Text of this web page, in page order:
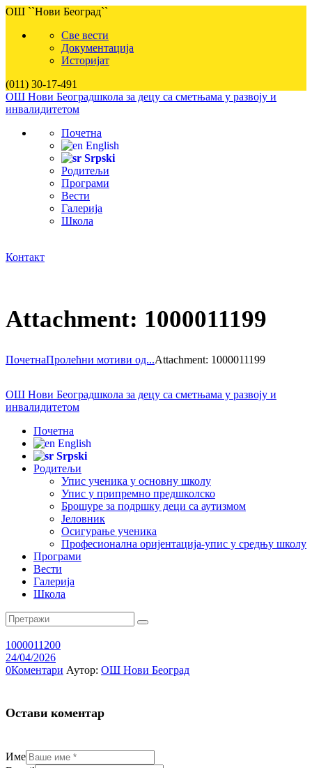
ОШ ``Нови Београд``
Све вести
Документација
Историјат
(011) 30-17-491
ОШ Нови Београдшкола за децу са сметњама у развоју и
инвалидитетом
Почетна
English
Srpski
Родитељи
Програми
Вести
Галерија
Школа
Контакт
Attachment: 1000011199
ПочетнаПролећни мотиви од...Attachment: 1000011199
ОШ Нови Београдшкола за децу са сметњама у развоју и
инвалидитетом
Почетна
English
Srpski
Родитељи
Упис ученика у основну школу
Упис у припремно предшколско
Брошуре за подршку деци са аутизмом
Јеловник
Осигурање ученика
Професионална оријентација-упис у средњу школу
Програми
Вести
Галерија
Школа
1000011200
24/04/2026
0Коментари Аутор: ОШ Нови Београд
Остави коментар
Име